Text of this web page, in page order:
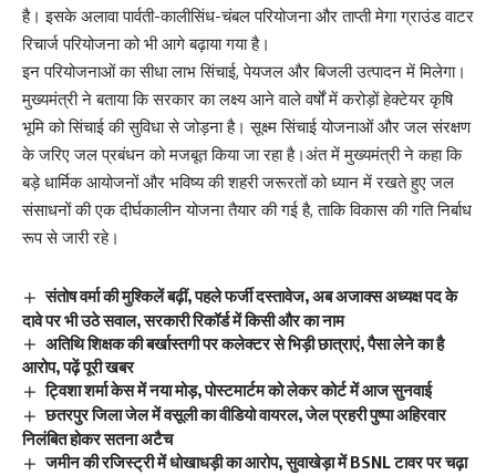
है। इसके अलावा पार्वती-कालीसिंध-चंबल परियोजना और ताप्ती मेगा ग्राउंड वाटर
रिचार्ज परियोजना को भी आगे बढ़ाया गया है।
इन परियोजनाओं का सीधा लाभ सिंचाई, पेयजल और बिजली उत्पादन में मिलेगा।
मुख्यमंत्री ने बताया कि सरकार का लक्ष्य आने वाले वर्षों में करोड़ों हेक्टेयर कृषि
भूमि को सिंचाई की सुविधा से जोड़ना है। सूक्ष्म सिंचाई योजनाओं और जल संरक्षण
के जरिए जल प्रबंधन को मजबूत किया जा रहा है।अंत में मुख्यमंत्री ने कहा कि
बड़े धार्मिक आयोजनों और भविष्य की शहरी जरूरतों को ध्यान में रखते हुए जल
संसाधनों की एक दीर्घकालीन योजना तैयार की गई है, ताकि विकास की गति निर्बाध
रूप से जारी रहे।
संतोष वर्मा की मुश्किलें बढ़ीं, पहले फर्जी दस्तावेज, अब अजाक्स अध्यक्ष पद के
दावे पर भी उठे सवाल, सरकारी रिकॉर्ड में किसी और का नाम
अतिथि शिक्षक की बर्खास्तगी पर कलेक्टर से भिड़ी छात्राएं, पैसा लेने का है
आरोप, पढ़ें पूरी खबर
ट्विशा शर्मा केस में नया मोड़, पोस्टमार्टम को लेकर कोर्ट में आज सुनवाई
छतरपुर जिला जेल में वसूली का वीडियो वायरल, जेल प्रहरी पुष्पा अहिरवार
निलंबित होकर सतना अटैच
जमीन की रजिस्ट्री में धोखाधड़ी का आरोप, सुवाखेड़ा में BSNL टावर पर चढ़ा